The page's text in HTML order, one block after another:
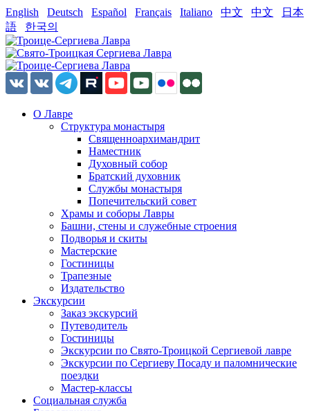
English Deutsch Español Français Italiano 中文 中文
日本
語
한국의
О Лавре
Структура монастыря
Священноархимандрит
Наместник
Духовный собор
Братский духовник
Службы монастыря
Попечительский совет
Храмы и соборы Лавры
Башни, стены и служебные строения
Подворья и скиты
Мастерские
Гостиницы
Трапезные
Издательство
Экскурсии
Заказ экскурсий
Путеводитель
Гостиницы
Экскурсии по Свято-Троицкой Сергиевой лавре
Экскурсии по Сергиеву Посаду и паломнические
поездки
Мастер-классы
Социальная служба